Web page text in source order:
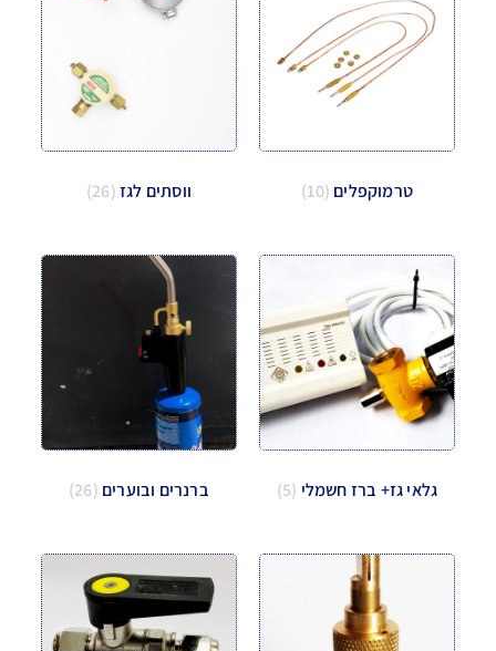
טרמוקפלים (10) ווסתים לגז(26)
גלאי גז+ ברז חשמלי (5) ברנרים ובוערים (26)